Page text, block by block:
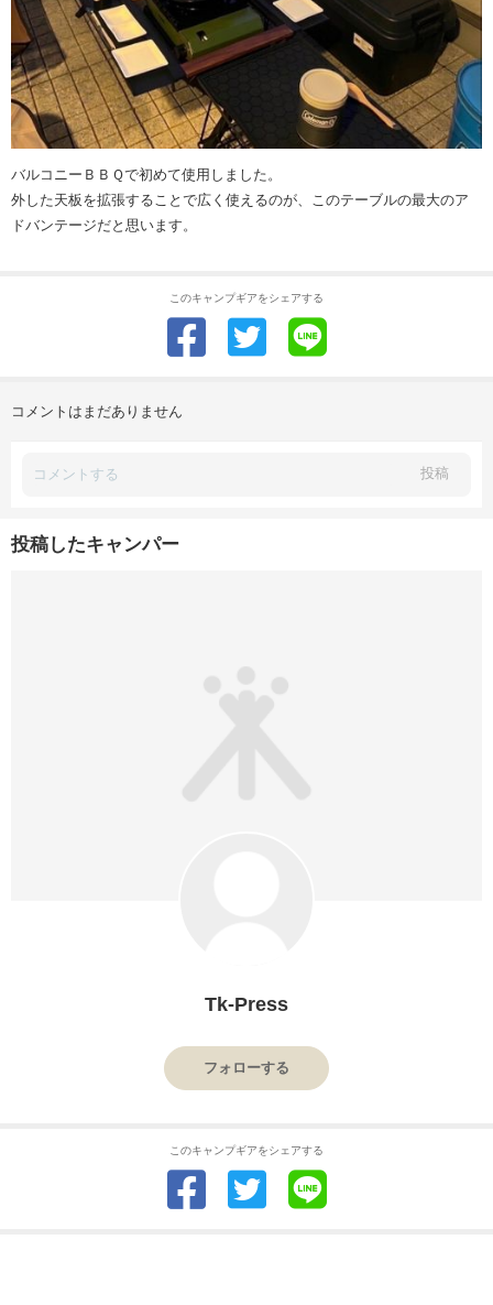
バルコニーＢＢＱで初めて使用しました。
外した天板を拡張することで広く使えるのが、このテーブルの最大のア
ドバンテージだと思います。
このキャンプギアをシェアする
コメントはまだありません
投稿
投稿したキャンパー
Tk-Press
フォローする
このキャンプギアをシェアする